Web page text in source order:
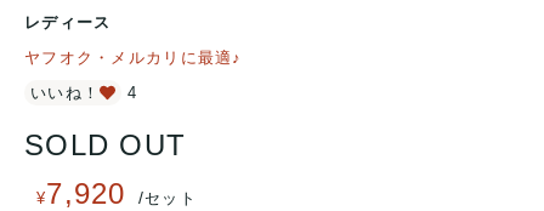
レディース
ヤフオク・メルカリに最適♪
いいね！
4
SOLD OUT
¥7,920 /セット